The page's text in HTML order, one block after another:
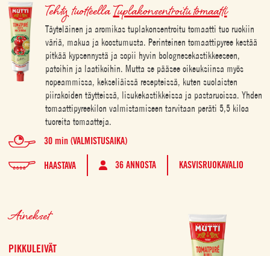
Tehty tuotteellaTuplakonsentroitu tomaatti
Täyteläinen ja aromikas tuplakonsentroitu tomaatti tuo ruokiin
väriä, makua ja koostumusta. Perinteinen tomaattipyree kestää
pitkää kypsennystä ja sopii hyvin bolognesekastikkeeseen,
patoihin ja laatikoihin. Mutta se pääsee oikeuksiinsa myös
nopeammissa, kekseliäissä resepteissä, kuten suolaisten
piirakoiden täytteissä, lisukekastikkeissa ja pastaruoissa. Yhden
tomaattipyreekilon valmistamiseen tarvitaan peräti 5,5 kiloa
tuoreita tomaatteja.
30 min (VALMISTUSAIKA)
HAASTAVA 36 ANNOSTA KASVISRUOKAVALIO
Ainekset
PIKKULEIVÄT